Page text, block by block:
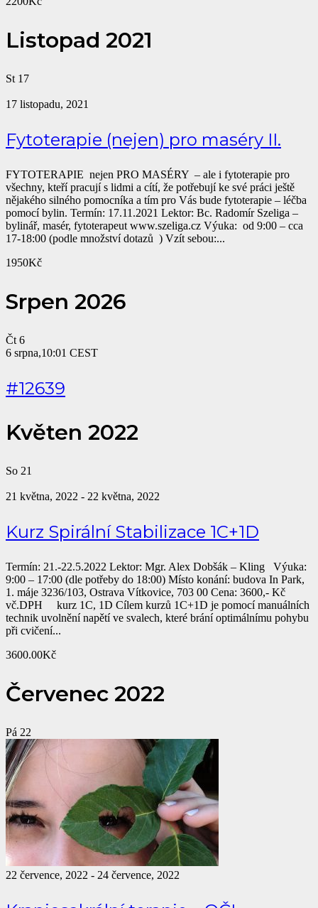
Listopad 2021
St 17
17 listopadu, 2021
Fytoterapie (nejen) pro maséry II.
FYTOTERAPIE nejen PRO MASÉRY – ale i fytoterapie pro
všechny, kteří pracují s lidmi a cítí, že potřebují ke své práci ještě
nějakého silného pomocníka a tím pro Vás bude fytoterapie – léčba
pomocí bylin. Termín: 17.11.2021 Lektor: Bc. Radomír Szeliga –
bylinář, masér, fytoterapeut www.szeliga.cz Výuka: od 9:00 – cca
17-18:00 (podle množství dotazů ) Vzít sebou:...
1950Kč
Srpen 2026
Čt 6
6 srpna,10:01 CEST
#12639
Květen 2022
So 21
21 května, 2022 - 22 května, 2022
Kurz Spirální Stabilizace 1C+1D
Termín: 21.-22.5.2022 Lektor: Mgr. Alex Dobšák – Kling Výuka:
9:00 – 17:00 (dle potřeby do 18:00) Místo konání: budova In Park,
1. máje 3236/103, Ostrava Vítkovice, 703 00 Cena: 3600,- Kč
vč.DPH kurz 1C, 1D Cílem kurzů 1C+1D je pomocí manuálních
technik uvolnění napětí ve svalech, které brání optimálnímu pohybu
při cvičení...
3600.00Kč
Červenec 2022
Pá 22
22 července, 2022 - 24 července, 2022